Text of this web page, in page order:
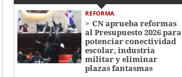
REFORMA
CN aprueba reformas
al Presupuesto 2026 para
potenciar conectividad
escolar, industria
militar y eliminar
plazas fantasmas